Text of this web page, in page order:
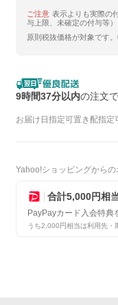
ご注意 表示よりも実際の
与上限、未確定の付与等）
原則税抜価格が対象です
9時間37分以内の注文
お届け日指定可置き配指定
Yahoo!ショッピングから
合計5,000円相
PayPayカード入会特典
うち2,000円相当は利用先・